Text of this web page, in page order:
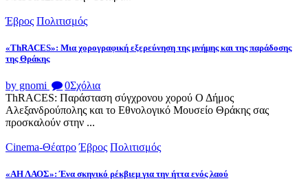
Έβρος Πολιτισμός
«ThRACES»: Μια χορογραφική εξερεύνηση της μνήμης και της παράδοσης
της Θράκης
by gnomi 0Σχόλια
ThRACES: Παράσταση σύγχρονου χορού Ο Δήμος
Αλεξανδρούπολης και το Εθνολογικό Μουσείο Θράκης σας
προσκαλούν στην ...
Cinema-Θέατρο Έβρος Πολιτισμός
«ΑΗ ΛΑΟΣ»: Ένα σκηνικό ρέκβιεμ για την ήττα ενός λαού